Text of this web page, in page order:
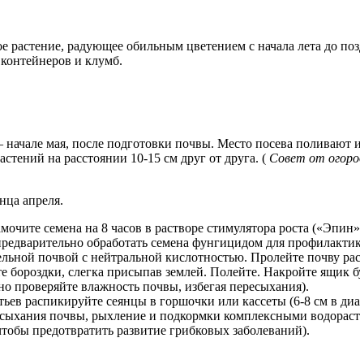
радующее обильным цветением с начала лета до
и клумб.
мая, после подготовки почвы. Место посева
на расстоянии 10-15 см друг от друга. ( Совет от
апреля.
семена на 8 часов в растворе стимулятора роста
обработать семена фунгицидом для
почвой с нейтральной кислотностью. Пролейте почву
бороздки, слегка присыпав землей. Полейте. Накройте
проверяйте влажность почвы, избегая пересыхания).
распикируйте сеянцы в горшочки или кассеты (6-8 см в
почвы, рыхление и подкормки комплексными
предотвратить развитие грибковых заболеваний).